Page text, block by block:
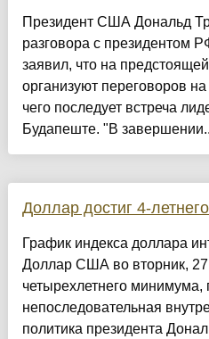
Президент США Дональд
разговора с президентом
заявил, что на
организуют переговоров
чего последует встреча
Будапеште. "В
Доллар достиг 4-
График индекса доллара
Доллар США во вторник, 27
четырехлетнего минимума,
непоследовательная
политика президента